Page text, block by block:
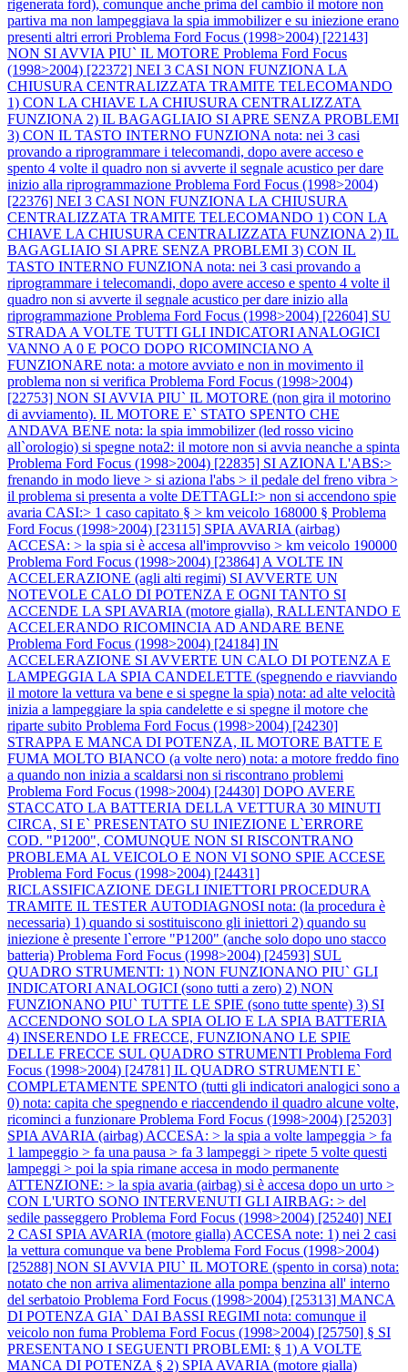
rigenerata ford), comunque anche prima del cambio il motore non
partiva ma non lampeggiava la spia immobilizer e su iniezione erano
presenti altri errori Problema Ford Focus (1998>2004) [22143]
NON SI AVVIA PIU` IL MOTORE Problema Ford Focus
(1998>2004) [22372] NEI 3 CASI NON FUNZIONA LA
CHIUSURA CENTRALIZZATA TRAMITE TELECOMANDO
1) CON LA CHIAVE LA CHIUSURA CENTRALIZZATA
FUNZIONA 2) IL BAGAGLIAIO SI APRE SENZA PROBLEMI
3) CON IL TASTO INTERNO FUNZIONA nota: nei 3 casi
provando a riprogrammare i telecomandi, dopo avere acceso e
spento 4 volte il quadro non si avverte il segnale acustico per dare
inizio alla riprogrammazione Problema Ford Focus (1998>2004)
[22376] NEI 3 CASI NON FUNZIONA LA CHIUSURA
CENTRALIZZATA TRAMITE TELECOMANDO 1) CON LA
CHIAVE LA CHIUSURA CENTRALIZZATA FUNZIONA 2) IL
BAGAGLIAIO SI APRE SENZA PROBLEMI 3) CON IL
TASTO INTERNO FUNZIONA nota: nei 3 casi provando a
riprogrammare i telecomandi, dopo avere acceso e spento 4 volte il
quadro non si avverte il segnale acustico per dare inizio alla
riprogrammazione Problema Ford Focus (1998>2004) [22604] SU
STRADA A VOLTE TUTTI GLI INDICATORI ANALOGICI
VANNO A 0 E POCO DOPO RICOMINCIANO A
FUNZIONARE nota: a motore avviato e non in movimento il
problema non si verifica Problema Ford Focus (1998>2004)
[22753] NON SI AVVIA PIU` IL MOTORE (non gira il motorino
di avviamento). IL MOTORE E` STATO SPENTO CHE
ANDAVA BENE nota: la spia immobilizer (led rosso vicino
all`orologio) si spegne nota2: il motore non si avvia neanche a spinta
Problema Ford Focus (1998>2004) [22835] SI AZIONA L'ABS:>
frenando in modo lieve > si aziona l'abs > il pedale del freno vibra >
il problema si presenta a volte DETTAGLI:> non si accendono spie
avaria CASI:> 1 caso capitato § > km veicolo 168000 § Problema
Ford Focus (1998>2004) [23115] SPIA AVARIA (airbag)
ACCESA: > la spia si è accesa all'improvviso > km veicolo 190000
Problema Ford Focus (1998>2004) [23864] A VOLTE IN
ACCELERAZIONE (agli alti regimi) SI AVVERTE UN
NOTEVOLE CALO DI POTENZA E OGNI TANTO SI
ACCENDE LA SPI AVARIA (motore gialla), RALLENTANDO E
ACCELERANDO RICOMINCIA AD ANDARE BENE
Problema Ford Focus (1998>2004) [24184] IN
ACCELERAZIONE SI AVVERTE UN CALO DI POTENZA E
LAMPEGGIA LA SPIA CANDELETTE (spegnendo e riavviando
il motore la vettura va bene e si spegne la spia) nota: ad alte velocità
inizia a lampeggiare la spia candelette e si spegne il motore che
riparte subito Problema Ford Focus (1998>2004) [24230]
STRAPPA E MANCA DI POTENZA, IL MOTORE BATTE E
FUMA MOLTO BIANCO (a volte nero) nota: a motore freddo fino
a quando non inizia a scaldarsi non si riscontrano problemi
Problema Ford Focus (1998>2004) [24430] DOPO AVERE
STACCATO LA BATTERIA DELLA VETTURA 30 MINUTI
CIRCA, SI E` PRESENTATO SU INIEZIONE L`ERRORE
COD. "P1200", COMUNQUE NON SI RISCONTRANO
PROBLEMA AL VEICOLO E NON VI SONO SPIE ACCESE
Problema Ford Focus (1998>2004) [24431]
RICLASSIFICAZIONE DEGLI INIETTORI PROCEDURA
TRAMITE IL TESTER AUTODIAGNOSI nota: (la procedura è
necessaria) 1) quando si sostituiscono gli iniettori 2) quando su
iniezione è presente l`errore "P1200" (anche solo dopo uno stacco
batteria) Problema Ford Focus (1998>2004) [24593] SUL
QUADRO STRUMENTI: 1) NON FUNZIONANO PIU` GLI
INDICATORI ANALOGICI (sono tutti a zero) 2) NON
FUNZIONANO PIU` TUTTE LE SPIE (sono tutte spente) 3) SI
ACCENDONO SOLO LA SPIA OLIO E LA SPIA BATTERIA
4) INSERENDO LE FRECCE, FUNZIONANO LE SPIE
DELLE FRECCE SUL QUADRO STRUMENTI Problema Ford
Focus (1998>2004) [24781] IL QUADRO STRUMENTI E`
COMPLETAMENTE SPENTO (tutti gli indicatori analogici sono a
0) nota: capita che spegnendo e riaccendendo il quadro alcune volte,
ricominci a funzionare Problema Ford Focus (1998>2004) [25203]
SPIA AVARIA (airbag) ACCESA: > la spia a volte lampeggia > fa
1 lampeggio > fa una pausa > fa 3 lampeggi > ripete 5 volte questi
lampeggi > poi la spia rimane accesa in modo permanente
ATTENZIONE: > la spia avaria (airbag) si è accesa dopo un urto >
CON L'URTO SONO INTERVENUTI GLI AIRBAG: > del
sedile passeggero Problema Ford Focus (1998>2004) [25240] NEI
2 CASI SPIA AVARIA (motore gialla) ACCESA note: 1) nei 2 casi
la vettura comunque va bene Problema Ford Focus (1998>2004)
[25288] NON SI AVVIA PIU` IL MOTORE (spento in corsa) nota:
notato che non arriva alimentazione alla pompa benzina all' interno
del serbatoio Problema Ford Focus (1998>2004) [25313] MANCA
DI POTENZA GIA` DAI BASSI REGIMI nota: comunque il
veicolo non fuma Problema Ford Focus (1998>2004) [25750] § SI
PRESENTANO I SEGUENTI PROBLEMI: § 1) A VOLTE
MANCA DI POTENZA § 2) SPIA AVARIA (motore gialla)